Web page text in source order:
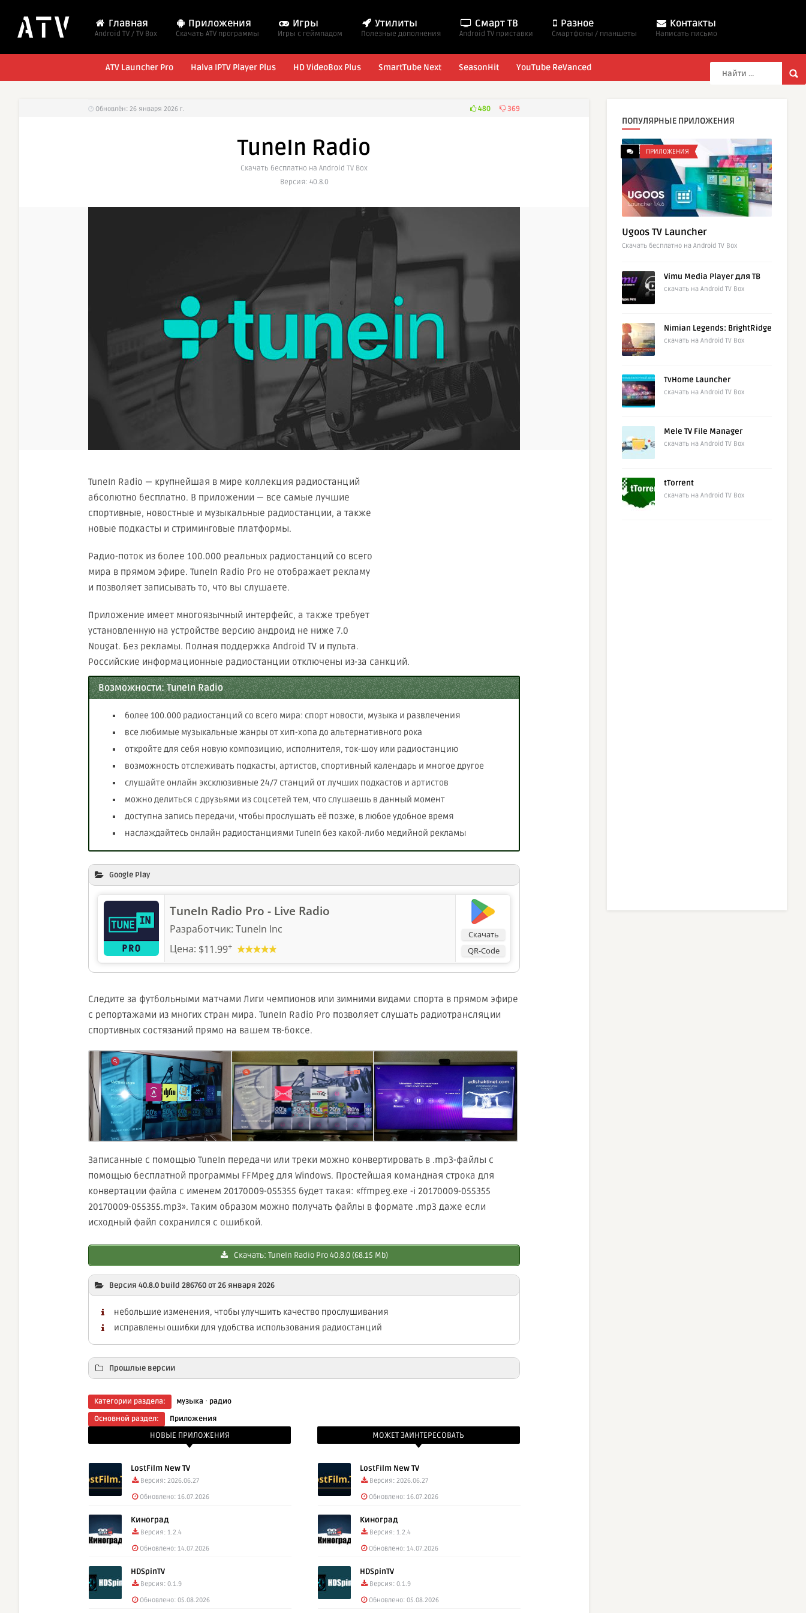
Главная
Android TV / TV Box
Приложения
Cкачать ATV программы
Игры
Игры с геймпадом
Утилиты
Полезные дополнения
Смарт ТВ
Android TV приставки
Разное
Смартфоны / планшеты
Контакты
Написать письмо
ATV Launcher Pro Halva IPTV Player Plus HD VideoBox Plus SmartTube Next SeasonHit YouTube ReVanced
Обновлён: 26 января 2026 г. 480 369
TuneIn Radio
Cкачать бесплатно на Android TV Box
Версия: 40.8.0
TuneIn Radio — крупнейшая в мире коллекция радиостанций
абсолютно бесплатно. В приложении — все самые лучшие
спортивные, новостные и музыкальные радиостанции, а также
новые подкасты и стриминговые платформы.
Радио-поток из более 100.000 реальных радиостанций со всего
мира в прямом эфире. TuneIn Radio Pro не отображает рекламу
и позволяет записывать то, что вы слушаете.
Приложение имеет многоязычный интерфейс, а также требует
установленную на устройстве версию андроид не ниже 7.0
Nougat. Без рекламы. Полная поддержка Android TV и пульта.
Российские информационные радиостанции отключены из-за санкций.
Возможности: TuneIn Radio
более 100.000 радиостанций со всего мира: спорт новости, музыка и развлечения
все любимые музыкальные жанры от хип-хопа до альтернативного рока
откройте для себя новую композицию, исполнителя, ток-шоу или радиостанцию
возможность отслеживать подкасты, артистов, спортивный календарь и многое другое
слушайте онлайн эксклюзивные 24/7 станций от лучших подкастов и артистов
можно делиться с друзьями из соцсетей тем, что слушаешь в данный момент
доступна запись передачи, чтобы прослушать её позже, в любое удобное время
наслаждайтесь онлайн радиостанциями TuneIn без какой-либо медийной рекламы
Google Play
Скачать
QR-Code
TuneIn Radio Pro - Live Radio
Разработчик: TuneIn Inc
Цена: $11.99+
Следите за футбольными матчами Лиги чемпионов или зимними видами спорта в прямом эфире
с репортажами из многих стран мира. TuneIn Radio Pro позволяет слушать радиотрансляции
спортивных состязаний прямо на вашем тв-боксе.
Записанные с помощью TuneIn передачи или треки можно конвертировать в .mp3-файлы с
помощью бесплатной программы FFMpeg для Windows. Простейшая командная строка для
конвертации файла с именем 20170009-055355 будет такая: «ffmpeg.exe -i 20170009-055355
20170009-055355.mp3». Таким образом можно получать файлы в формате .mp3 даже если
исходный файл сохранился с ошибкой.
Скачать: TunеIn Radio Pro 40.8.0 (68.15 Mb)
Версия 40.8.0 build 286760 от 26 января 2026
небольшие изменения, чтобы улучшить качество прослушивания
исправлены ошибки для удобства использования радиостанций
Прошлые версии
Скачать: TunеIn Radio Pro 39.8.2 (98.15 Mb)
Категории раздела: музыка · радио
Основной раздел:
Приложения
НОВЫЕ ПРИЛОЖЕНИЯ
LostFilm New TV
Версия: 2026.06.27
Обновлено: 16.07.2026
Киноград
Версия: 1.2.4
Обновлено: 14.07.2026
HDSpinTV
Версия: 0.1.9
Обновлено: 05.08.2026
МОЖЕТ ЗАИНТЕРЕСОВАТЬ
LostFilm New TV
Версия: 2026.06.27
Обновлено: 16.07.2026
Киноград
Версия: 1.2.4
Обновлено: 14.07.2026
HDSpinTV
Версия: 0.1.9
Обновлено: 05.08.2026
ПОПУЛЯРНЫЕ ПРИЛОЖЕНИЯ
ПРИЛОЖЕНИЯ
Ugoos TV Launcher
Cкачать бесплатно на Android TV Box
Vimu Media Player для ТВ
скачать на Android TV Box
Nimian Legends: BrightRidge
скачать на Android TV Box
TvHome Launcher
скачать на Android TV Box
Mele TV File Manager
скачать на Android TV Box
tTorrent
скачать на Android TV Box